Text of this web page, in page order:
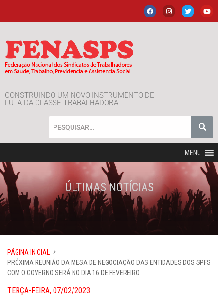
CONSTRUINDO UM NOVO INSTRUMENTO DE
LUTA DA CLASSE TRABALHADORA
MENU
ÚLTIMAS NOTÍCIAS
PÁGINA INICIAL
PRÓXIMA REUNIÃO DA MESA DE NEGOCIAÇÃO DAS ENTIDADES DOS SPFS
COM O GOVERNO SERÁ NO DIA 16 DE FEVEREIRO
TERÇA-FEIRA, 07/02/2023